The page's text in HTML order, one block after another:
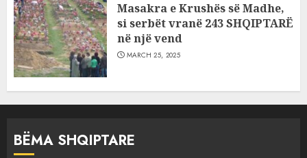
Masakra e Krushës së Madhe,
si serbët vranë 243 SHQIPTARË
në një vend
MARCH 25, 2025
BËMA SHQIPTARE